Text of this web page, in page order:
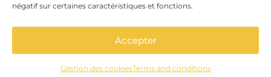
négatif sur certaines caractéristiques et fonctions.
Accepter
Gestion des cookiesTerms and conditions